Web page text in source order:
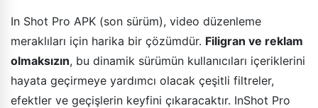
In Shot Pro APK (son sürüm), video düzenleme
meraklıları için harika bir çözümdür. Filigran ve reklam
olmaksızın, bu dinamik sürümün kullanıcıları içeriklerini
hayata geçirmeye yardımcı olacak çeşitli filtreler,
efektler ve geçişlerin keyfini çıkaracaktır. InShot Pro